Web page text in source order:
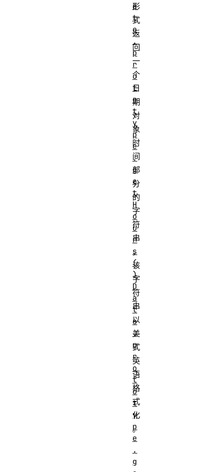
形
式
返
回
一
个
日
期
对
象
时
间
部
分
的
字
符
串
，
该
字
符
串
以
美
式
英
语
格
式
化
。
a
t
e
.
p
r
o
t
o
t
y
p
e
.
g
e
t
H
o
u
r
s
(
)
D
a
t
e
.
p
r
o
t
o
t
y
p
e
.
g